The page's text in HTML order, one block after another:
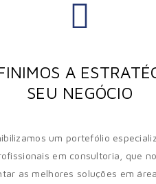
A
SEU NEGÓCIO
um portefólio
em consultoria, que
as melhores soluções em